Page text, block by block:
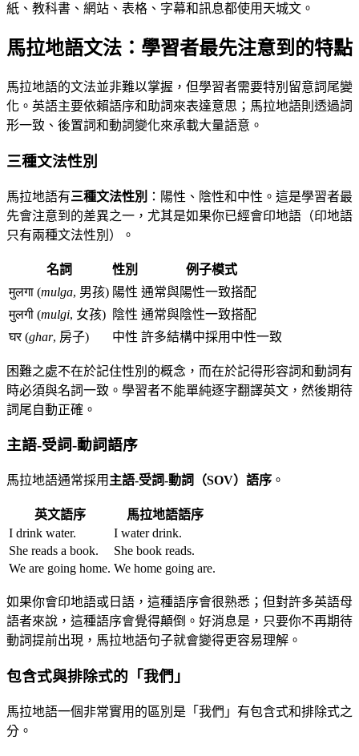
紙、教科書、網站、表格、字幕和訊息都使用天城文。
馬拉地語文法：學習者最先注意到的特點
馬拉地語的文法並非難以掌握，但學習者需要特別留意詞尾變
化。英語主要依賴語序和助詞來表達意思；馬拉地語則透過詞
形一致、後置詞和動詞變化來承載大量語意。
三種文法性別
馬拉地語有三種文法性別 ：陽性、陰性和中性。這是學習者最
先會注意到的差異之一，尤其是如果你已經會印地語（印地語
只有兩種文法性別）。
名詞 性別
例子模式
मुलगा (mulga, 男孩) 陽性 通常與陽性一致搭配
मुलगी (mulgi, 女孩) 陰性 通常與陰性一致搭配
घर (ghar, 房子) 中性 許多結構中採用中性一致
困難之處不在於記住性別的概念，而在於記得形容詞和動詞有
時必須與名詞一致。學習者不能單純逐字翻譯英文，然後期待
詞尾自動正確。
主語-受詞-動詞語序
馬拉地語通常採用 主語-受詞-動詞（SOV）語序 。
英文語序
馬拉地語語序
I drink water.
I water drink.
She reads a book.
She book reads.
We are going home. We home going are.
如果你會印地語或日語，這種語序會很熟悉；但對許多英語母
語者來說，這種語序會覺得顛倒。好消息是，只要你不再期待
動詞提前出現，馬拉地語句子就會變得更容易理解。
包含式與排除式的「我們」
馬拉地語一個非常實用的區別是「我們」有包含式和排除式之
分。